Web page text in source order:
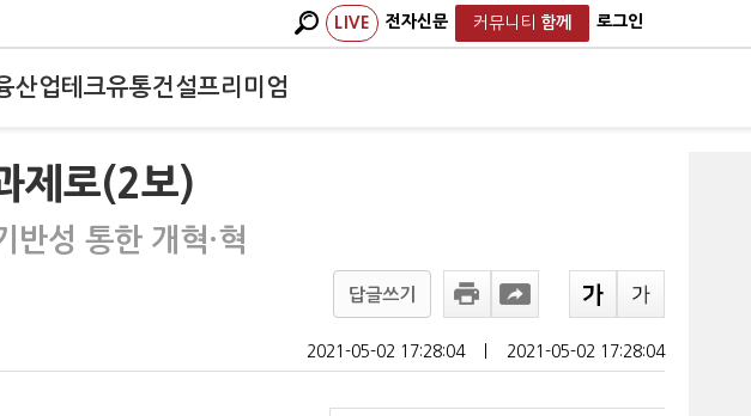
LIVE 전자신문 커뮤니티 함께 로그인
산업테크유통건설프리미엄
제로(2보)
성 통한 개혁·혁
답글쓰기
2021-05-02 17:28:04 2021-05-02 17:28:04